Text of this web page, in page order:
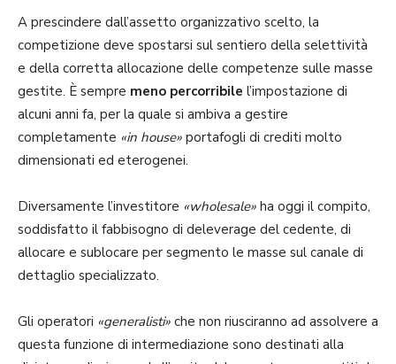
A prescindere dall’assetto organizzativo scelto, la
competizione deve spostarsi sul sentiero della selettività
e della corretta allocazione delle competenze sulle masse
gestite. È sempre meno percorribile l’impostazione di
alcuni anni fa, per la quale si ambiva a gestire
completamente «in house» portafogli di crediti molto
dimensionati ed eterogenei.
Diversamente l’investitore «wholesale» ha oggi il compito,
soddisfatto il fabbisogno di deleverage del cedente, di
allocare e sublocare per segmento le masse sul canale di
dettaglio specializzato.
Gli operatori «generalisti» che non riusciranno ad assolvere a
questa funzione di intermediazione sono destinati alla